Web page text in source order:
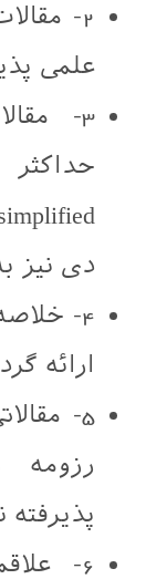
2-
علمی
دی نیز
ارائه
5-
رزومه
6-